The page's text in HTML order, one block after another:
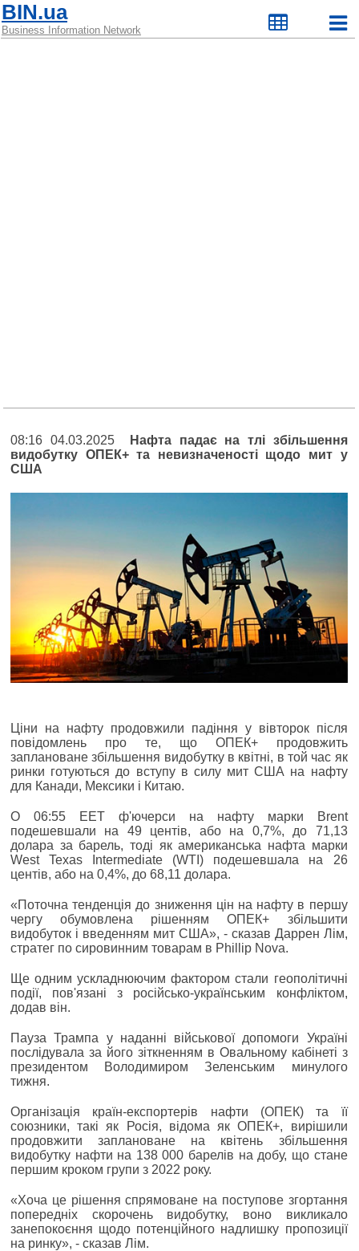
BIN.ua
Business Information Network
08:16 04.03.2025
Нафта падає на тлі збільшення
видобутку ОПЕК+ та невизначеності щодо мит у
США
Ціни на нафту продовжили падіння у вівторок після
повідомлень про те, що ОПЕК+ продовжить
заплановане збільшення видобутку в квітні, в той час як
ринки готуються до вступу в силу мит США на нафту
для Канади, Мексики і Китаю.
О 06:55 EET ф'ючерси на нафту марки Brent
подешевшали на 49 центів, або на 0,7%, до 71,13
долара за барель, тоді як американська нафта марки
West Texas Intermediate (WTI) подешевшала на 26
центів, або на 0,4%, до 68,11 долара.
«Поточна тенденція до зниження цін на нафту в першу
чергу обумовлена рішенням ОПЕК+ збільшити
видобуток і введенням мит США», - сказав Даррен Лім,
стратег по сировинним товарам в Phillip Nova.
Ще одним ускладнюючим фактором стали геополітичні
події, пов'язані з російсько-українським конфліктом,
додав він.
Пауза Трампа у наданні військової допомоги Україні
послідувала за його зіткненням в Овальному кабінеті з
президентом Володимиром Зеленським минулого
тижня.
Організація країн-експортерів нафти (ОПЕК) та її
союзники, такі як Росія, відома як ОПЕК+, вирішили
продовжити заплановане на квітень збільшення
видобутку нафти на 138 000 барелів на добу, що стане
першим кроком групи з 2022 року.
«Хоча це рішення спрямоване на поступове згортання
попередніх скорочень видобутку, воно викликало
занепокоєння щодо потенційного надлишку пропозиції
на ринку», - сказав Лім.